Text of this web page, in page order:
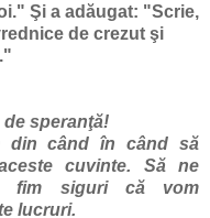
Şi a adăugat: "Scrie,
de crezut şi
de speranţă!
din când în când să
cuvinte. Să ne
fim siguri că vom
lucruri.